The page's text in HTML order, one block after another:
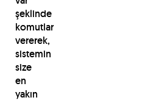
şeklinde
komutlar
vererek,
sistemin
size
en
yakın